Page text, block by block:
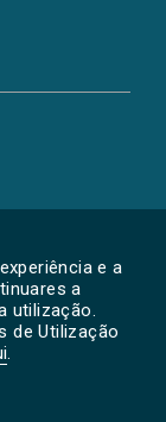
e a
a
utilização.
de Utilização
.